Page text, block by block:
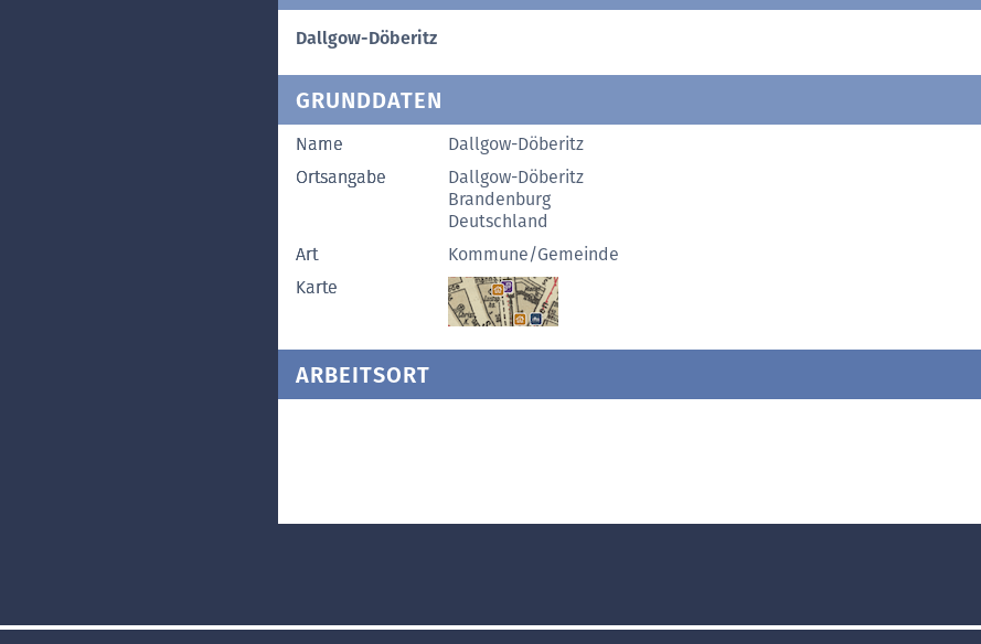
Dallgow-Döberitz
GRUNDDATEN
Name
Dallgow-Döberitz
Ortsangabe
Dallgow-Döberitz
Brandenburg
Deutschland
Art
Kommune/Gemeinde
Karte
ARBEITSORT